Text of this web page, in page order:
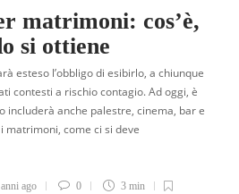
matrimoni: cos’è,
si ottiene
esteso l’obbligo di esibirlo, a chiunque
contesti a rischio contagio. Ad oggi, è
includerà anche palestre, cinema, bar e
matrimoni, come ci si deve
ago 0 3 min